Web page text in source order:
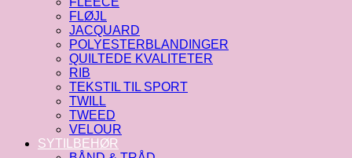
FLØJL
JACQUARD
POLYESTERBLANDINGER
QUILTEDE KVALITETER
RIB
TEKSTIL TIL SPORT
TWILL
TWEED
VELOUR
SYTILBEHØR